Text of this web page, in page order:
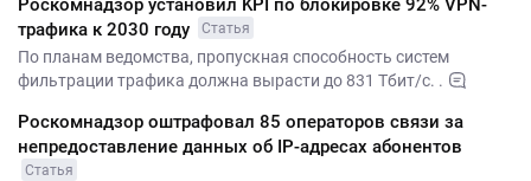
Роскомнадзор установил KPI по блокировке 92% VPN-
трафика к 2030 году
Статья
По планам ведомства, пропускная способность систем
фильтрации трафика должна вырасти до 831 Тбит/с. .
Роскомнадзор оштрафовал 85 операторов связи за
непредоставление данных об IP-адресах абонентов
Статья